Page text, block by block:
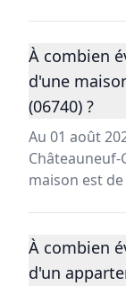
À combien
d'une
(06740) ?
Au 01 août
Châteauneuf-
maison est de
À combien
d'un